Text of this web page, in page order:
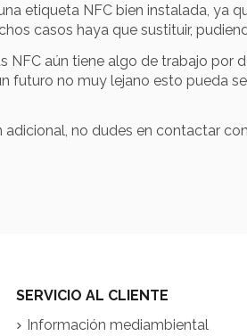
etiqueta NFC bien instalada, ya
casos haya que sustituir,
NFC aún tiene algo de trabajo
futuro no muy lejano esto pueda
no dudes en contactar
SERVICIO AL CLIENTE
Información mediambiental